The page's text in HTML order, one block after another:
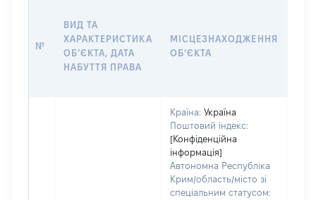
№
ВИД ТА
ХАРАКТЕРИСТИКА
ОБʼЄКТА, ДАТА
НАБУТТЯ ПРАВА
МІСЦЕЗНАХОДЖЕННЯ
ОБʼЄКТА
Країна: Україна
Поштовий індекс:
[Конфіденційна
інформація]
Автономна Республіка
Крим/область/місто зі
спеціальним статусом: